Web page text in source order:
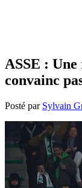
ASSE : Une
convainc
Posté par Sylvain